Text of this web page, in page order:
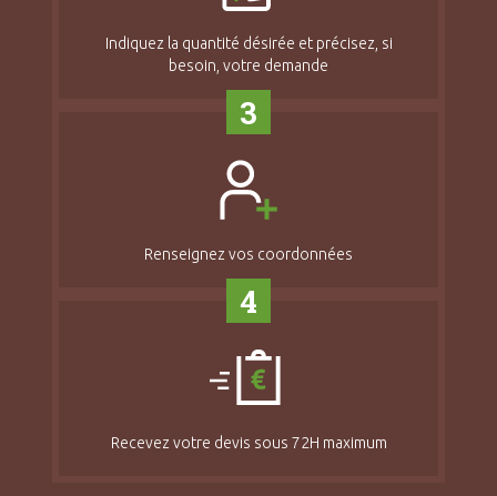
Indiquez la quantité désirée et précisez, si
besoin, votre demande
3
Renseignez vos coordonnées
4
Recevez votre devis sous 72H maximum